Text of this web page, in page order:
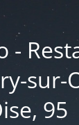
-
sur-
95